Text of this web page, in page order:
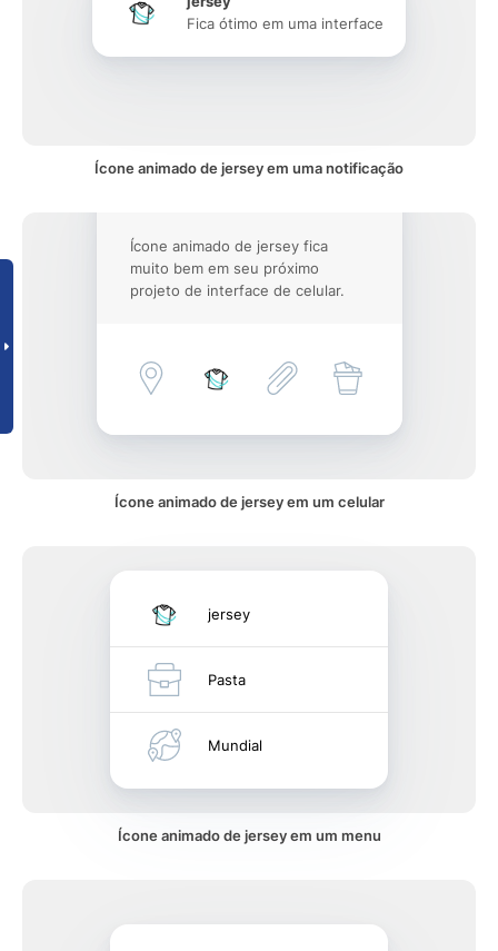
Fica ótimo em uma interface
Ícone animado de jersey em uma notificação
Ícone animado de jersey fica
muito bem em seu próximo
projeto de interface de celular.
Ícone animado de jersey em um celular
jersey
Pasta
Mundial
Ícone animado de jersey em um menu